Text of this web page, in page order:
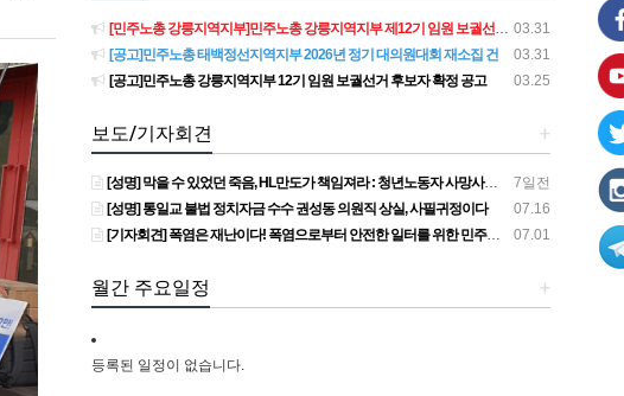
03.31
[민주노총 강릉지역지부]민주노총 강릉지역지부 제12기 임원 보궐선거결과 공고
03.31
[공고]민주노총 태백정선지역지부 2026년 정기 대의원대회 재소집 건
03.25
[공고]민주노총 강릉지역지부 12기 임원 보궐선거 후보자 확정 공고
+
보도/기자회견
7일전
[성명] 막을 수 있었던 죽음, HL만도가 책임져라 : 청년노동자 사망사고의 철저한 진상규명과 재발방지 대책 마련하라
07.16
[성명] 통일교 불법 정치자금 수수 권성동 의원직 상실, 사필귀정이다
07.01
[기자회견] 폭염은 재난이다! 폭염으로부터 안전한 일터를 위한 민주노총 강원지역본부 폭염감시단 선포 기자회견
+
월간 주요일정
등록된 일정이 없습니다.